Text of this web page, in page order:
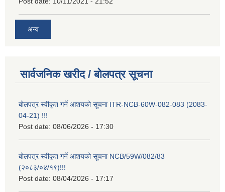
अन्य
सार्वजनिक खरीद / बोलपत्र सूचना
बोलपत्र स्वीकृत गर्ने आशयको सूचना ITR-NCB-60W-082-083 (2083-
04-21) !!!
Post date: 08/06/2026 - 17:30
बोलपत्र स्वीकृत गर्ने आशयको सूचना NCB/59W/082/83
(२०८३/०४/१९)!!!
Post date: 08/04/2026 - 17:17